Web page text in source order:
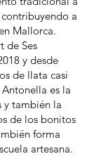
a
Mallorca.
de Ses
y desde
de llata casi
es la
y también la
de los bonitos
forma
artesana.